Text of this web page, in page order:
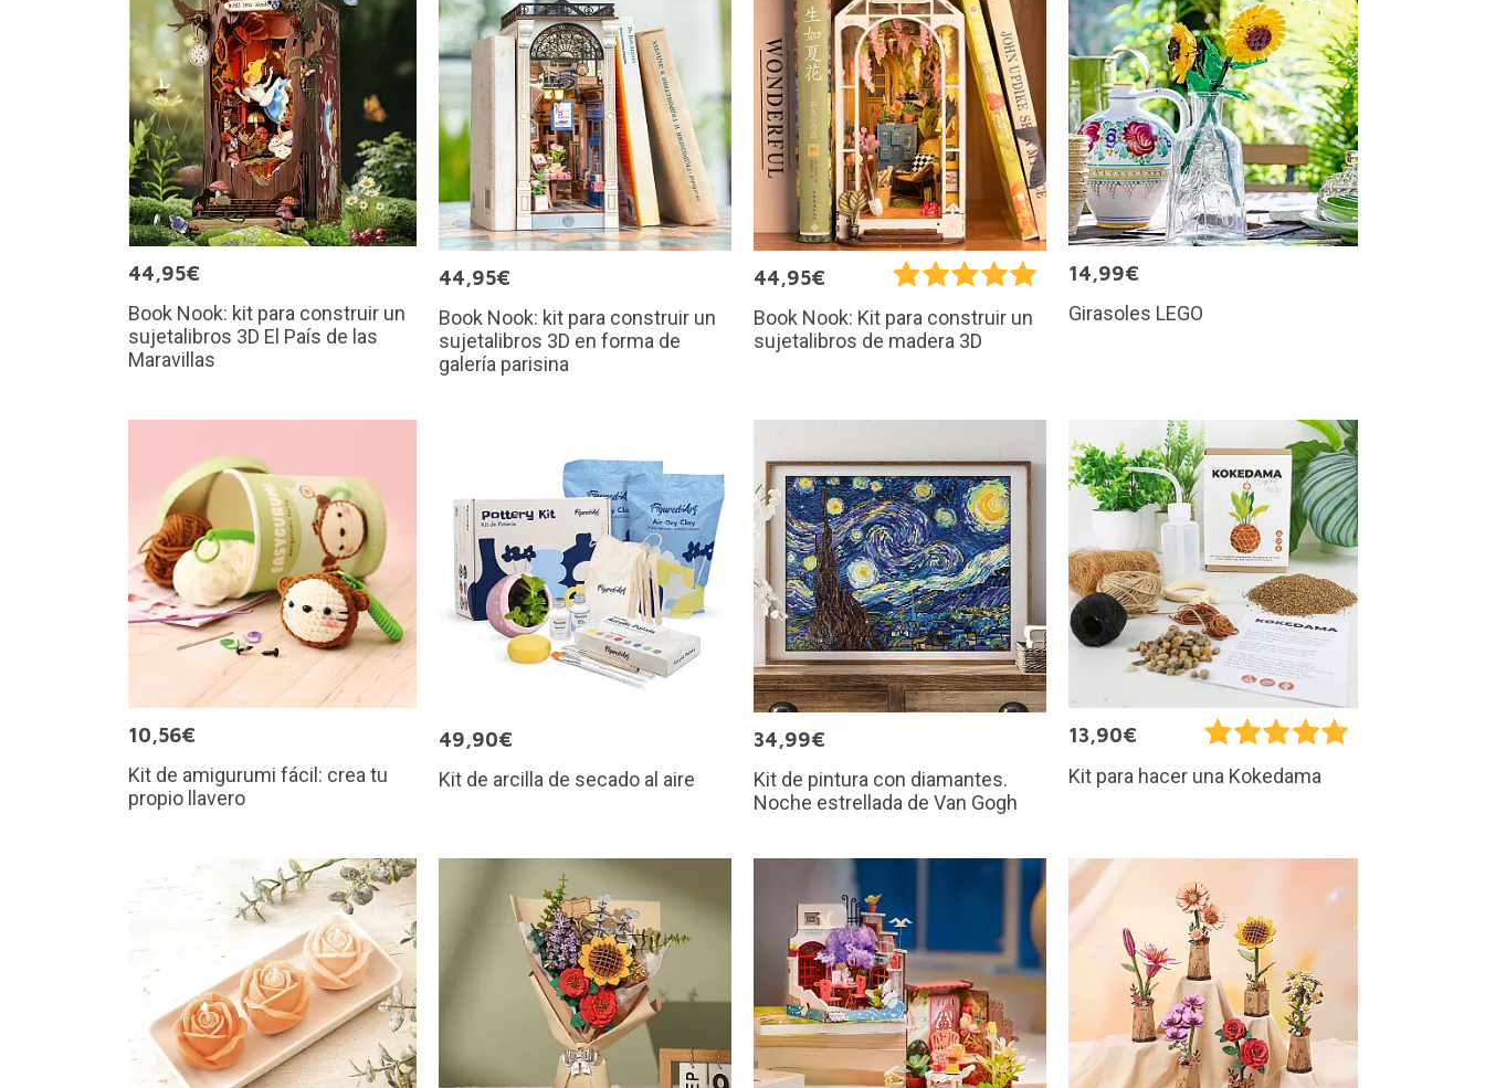
44,95€
Book Nook: kit para construir un
sujetalibros 3D El País de las
Maravillas
44,95€
Book Nook: kit para construir un
sujetalibros 3D en forma de
galería parisina
44,95€
Book Nook: Kit para construir un
sujetalibros de madera 3D
14,99€
Girasoles LEGO
10,56€
Kit de amigurumi fácil: crea tu
propio llavero
49,90€
Kit de arcilla de secado al aire
34,99€
Kit de pintura con diamantes.
Noche estrellada de Van Gogh
13,90€
Kit para hacer una Kokedama